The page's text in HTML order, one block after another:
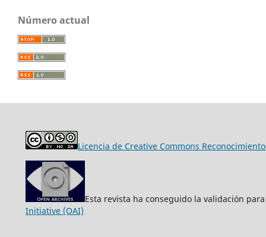
Número actual
Licencia de Creative Commons
Esta revista ha conseguido la validación
Initiative (OAI)